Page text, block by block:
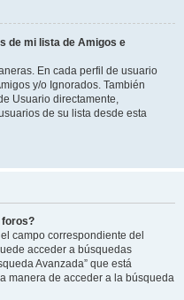
de mi lista de Amigos e
En cada perfil de usuario
y/o Ignorados. También
Usuario directamente,
de su lista desde esta
foros?
campo correspondiente del
acceder a búsquedas
Avanzada” que está
manera de acceder a la búsqueda